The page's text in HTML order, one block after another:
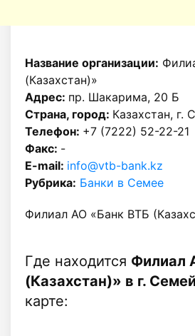
Название организации:
(Казахстан)»
Адрес: пр. Шакарима, 20 Б
Страна, город: Казахстан, г.
Телефон: +7 (7222) 52-22-21
Факс: -
E-mail: info@vtb-bank.kz
Рубрика: Банки в Семее
Филиал АО «Банк ВТБ
Где находится Филиал
(Казахстан)» в г. Семей
карте: